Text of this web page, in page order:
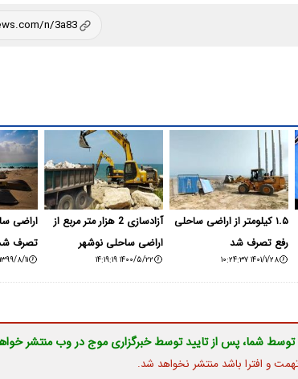
۱.۵ کیلومتر از اراضی ساحلی
رفع تصرف شد
۱۴۰۱/۱/۲۸ ۱۰:۲۴:۳۷
آزادسازی 2 هزار متر مربع از
اراضی ساحلی نوشهر
۱۴۰۰/۵/۲۲ ۱۴:۱۹:۱۹
اراضی
تصرف
۱۳۹۹/۸/۱۱ ۰۹:۰۷:۳۸
شما، پس از تایید توسط خبرگزاری موج در وب منتشر
و افترا باشد منتشر نخواهد شد.